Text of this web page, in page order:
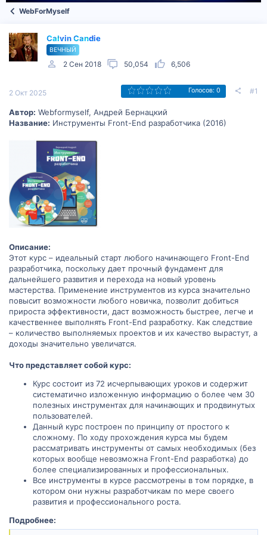
WebForMyself
Calvin Candie
ВЕЧНЫЙ
2 Сен 2018 50,054 6,506
2 Окт 2025 Голосов: 0 #1
Автор: Webformyself, Андрей Бернацкий
Название: Инструменты Front-End разработчика (2016)
Описание:
Этот курс – идеальный старт любого начинающего Front-End
разработчика, поскольку дает прочный фундамент для
дальнейшего развития и перехода на новый уровень
мастерства. Применение инструментов из курса значительно
повысит возможности любого новичка, позволит добиться
прироста эффективности, даст возможность быстрее, легче и
качественнее выполнять Front-End разработку. Как следствие
– количество выполняемых проектов и их качество вырастут, а
доходы значительно увеличатся.
Что представляет собой курс:
Курс состоит из 72 исчерпывающих уроков и содержит
систематично изложенную информацию о более чем 30
полезных инструментах для начинающих и продвинутых
пользователей.
Данный курс построен по принципу от простого к
сложному. По ходу прохождения курса мы будем
рассматривать инструменты от самых необходимых (без
которых вообще невозможна Front-End разработка) до
более специализированных и профессиональных.
Все инструменты в курсе рассмотрены в том порядке, в
котором они нужны разработчикам по мере своего
развития и профессионального роста.
Подробнее: